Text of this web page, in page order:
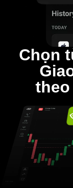
Chọn